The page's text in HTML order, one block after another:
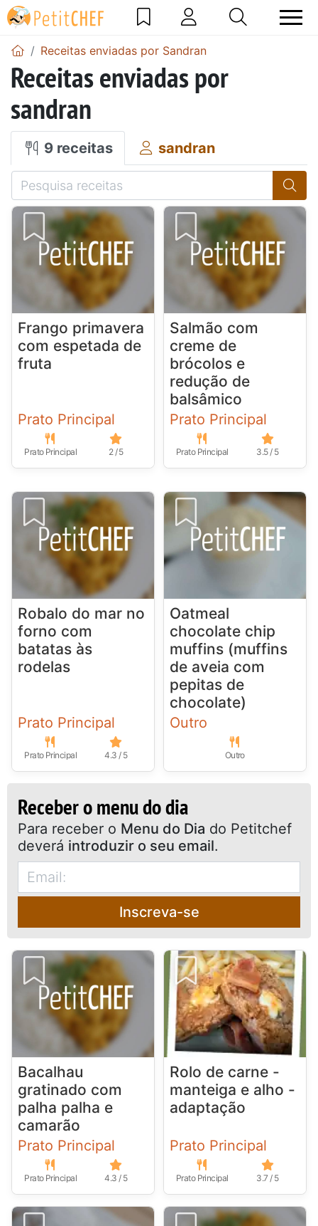
Receitas enviadas por Sandran
Receitas enviadas por
sandran
9 receitas sandran
Frango primavera
com espetada de
fruta
Prato Principal
Prato Principal 2 / 5
Salmão com
creme de
brócolos e
redução de
balsâmico
Prato Principal
Prato Principal 3.5 / 5
Robalo do mar no
forno com
batatas às
rodelas
Prato Principal
Prato Principal 4.3 / 5
Oatmeal
chocolate chip
muffins (muffins
de aveia com
pepitas de
chocolate)
Outro
Outro
Receber o menu do dia
Para receber o Menu do Dia do Petitchef
deverá introduzir o seu email.
Inscreva-se
Bacalhau
gratinado com
palha palha e
camarão
Prato Principal
Prato Principal 4.3 / 5
Rolo de carne -
manteiga e alho -
adaptação
Prato Principal
Prato Principal 3.7 / 5